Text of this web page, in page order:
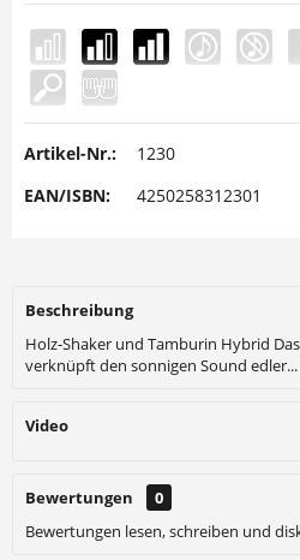
Artikel-Nr.:
1230
EAN/ISBN:
4250258312301
Beschreibung
Holz-Shaker und Tamburin Hybrid
verknüpft den sonnigen Sound edler...
Video
Bewertungen
0
Bewertungen lesen, schreiben und